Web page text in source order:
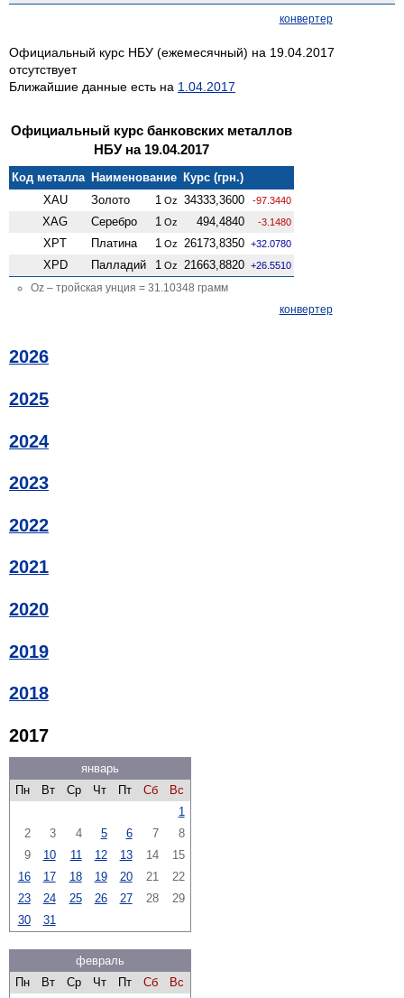
конвертер
Официальный курс НБУ (ежемесячный) на 19.04.2017
отсутствует
Ближайшие данные есть на 1.04.2017
Официальный курс банковских металлов
НБУ на 19.04.2017
Код металла Наименование Курс (грн.)
XAU
Золото 1 Oz 34333,3600 -97.3440
XAG Серебро 1 Oz 494,4840 -3.1480
XPT Платина 1 Oz 26173,8350 +32.0780
XPD Палладий 1 Oz 21663,8820 +26.5510
Oz – тройская унция = 31.10348 грамм
конвертер
2026
2025
2024
2023
2022
2021
2020
2019
2018
2017
январь
Пн
Вт Ср Чт Пт Сб
Вс
1
2
3 4 5 6 7
8
9
10 11 12 13 14
15
16
17 18 19 20 21
22
23
24 25 26 27 28
29
30
31
февраль
Пн
Вт Ср Чт Пт Сб
Вс